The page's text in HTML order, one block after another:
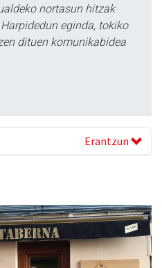
nortasun hitzak
eginda, tokiko
dituen komunikabidea
Erantzun